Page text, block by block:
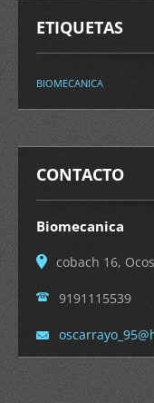
ETIQUETAS
BIOMECANICA
CONTACTO
Biomecanica
cobach 16,
9191115539
oscarray